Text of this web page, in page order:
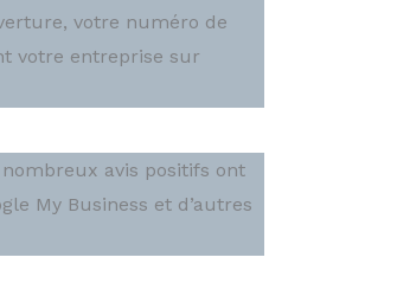
votre numéro de
votre entreprise sur
avis positifs ont
My Business et d’autres